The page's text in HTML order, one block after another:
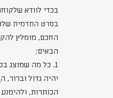
בכדי לוודא
בסרט התדמית
החכם, מומלץ
הבאים:
1. כל מה שמוצג
יהיה גדול וברור,
הכותרות,